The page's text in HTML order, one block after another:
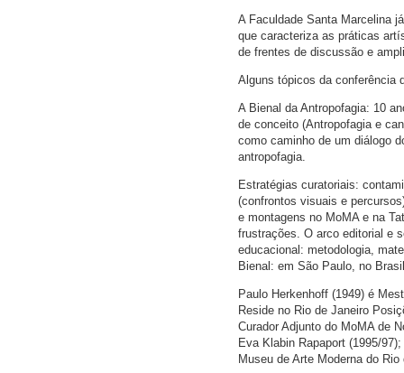
A Faculdade Santa Marcelina
que caracteriza as práticas
de frentes de discussão e
Alguns tópicos da conferência
A Bienal da Antropofagia: 10
de conceito (Antropofagia e
como caminho de um diálogo
antropofagia.
Estratégias curatoriais:
(confrontos visuais e
e montagens no MoMA e na
frustrações. O arco editorial e
educacional: metodologia,
Bienal: em São Paulo, no
Paulo Herkenhoff (1949) é
Reside no Rio de Janeiro
Curador Adjunto do MoMA de
Eva Klabin Rapaport (1995/
Museu de Arte Moderna do